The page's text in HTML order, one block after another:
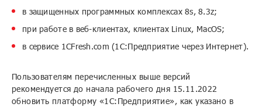
в защищенных программных комплексах 8s, 8.3z;
при работе в веб-клиентах, клиентах Linux, MacOS;
в сервисе 1CFresh.com (1С:Предприятие через Интернет).
Пользователям перечисленных выше версий
рекомендуется до начала рабочего дня 15.11.2022
обновить платформу «1С:Предприятие», как указано в